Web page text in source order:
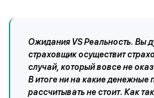
Ожидания VS Реальность. Вы
страховщик осуществит
случай, который вовсе не
В итоге ни на какие денежные
рассчитывать не стоит. Как